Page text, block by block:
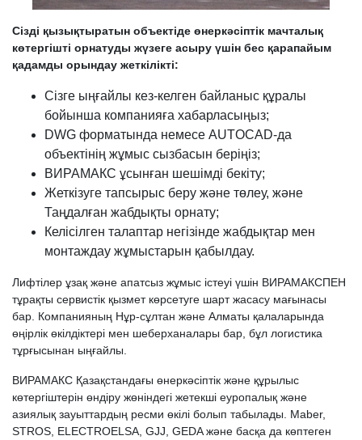
Сізді қызықтыратын объектіде өнеркәсіптік мачталық
көтергішті орнатуды жүзеге асыру үшін бес қарапайым
қадамды орындау жеткілікті:
Сізге ыңғайлы кез-келген байланыс құралы
бойынша компанияға хабарласыңыз;
DWG форматында немесе AUTOCAD-да
объектінің жұмыс сызбасын беріңіз;
ВИРАМАКС ұсынған шешімді бекіту;
Жеткізуге тапсырыс беру және төлеу, және
Таңдалған жабдықты орнату;
Келісілген талаптар негізінде жабдықтар мен
монтаждау жұмыстарын қабылдау.
Лифтілер ұзақ және апатсыз жұмыс істеуі үшін ВИРАМАКСПЕН
тұрақты сервистік қызмет көрсетуге шарт жасасу мағынасы
бар. Компанияның Нұр-сұлтан және Алматы қалаларында
өңірлік өкілдіктері мен шеберханалары бар, бұл логистика
тұрғысынан ыңғайлы.
ВИРАМАКС Қазақстандағы өнеркәсіптік және құрылыс
көтергіштерін өндіру жөніндегі жетекші еуропалық және
азиялық зауыттардың ресми өкілі болып табылады. Maber,
STROS, ELECTROELSA, GJJ, GEDA және басқа да көптеген